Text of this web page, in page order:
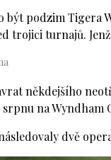
být podzim Tigera
trojici turnajů.
někdejšího
na Wyndham
dvě